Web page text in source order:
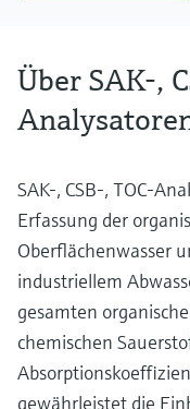
Über SAK-,
SAK-, CSB-, TOC-
Erfassung der
Oberflächenwasser
industriellem
gesamten
chemischen
gewährleistet die